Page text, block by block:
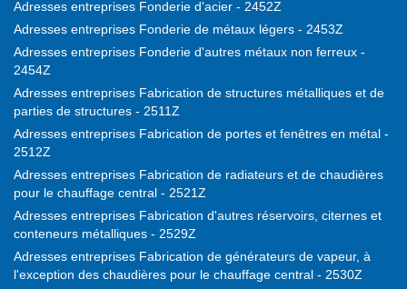
Adresses entreprises Fonderie d'acier - 2452Z
Adresses entreprises Fonderie de métaux légers - 2453Z
Adresses entreprises Fonderie d'autres métaux non ferreux -
2454Z
Adresses entreprises Fabrication de structures métalliques et de
parties de structures - 2511Z
Adresses entreprises Fabrication de portes et fenêtres en métal -
2512Z
Adresses entreprises Fabrication de radiateurs et de chaudières
pour le chauffage central - 2521Z
Adresses entreprises Fabrication d'autres réservoirs, citernes et
conteneurs métalliques - 2529Z
Adresses entreprises Fabrication de générateurs de vapeur, à
l'exception des chaudières pour le chauffage central - 2530Z